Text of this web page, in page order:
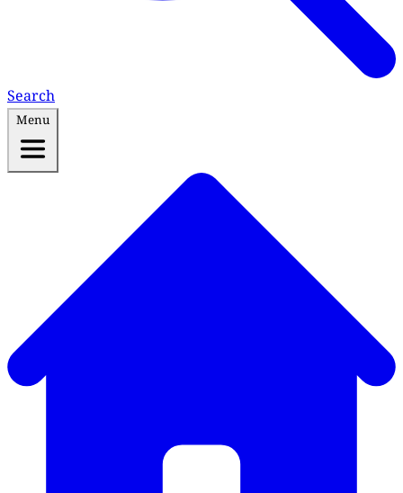
Search
Menu